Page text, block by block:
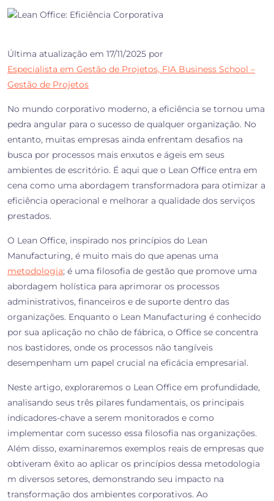
Última atualização em 17/11/2025 por
Especialista em Gestão de Projetos, FIA Business School –
Gestão de Projetos
No mundo corporativo moderno, a eficiência se tornou uma
pedra angular para o sucesso de qualquer organização. No
entanto, muitas empresas ainda enfrentam desafios na
busca por processos mais enxutos e ágeis em seus
ambientes de escritório. É aqui que o Lean Office entra em
cena como uma abordagem transformadora para otimizar a
eficiência operacional e melhorar a qualidade dos serviços
prestados.
O Lean Office, inspirado nos princípios do Lean
Manufacturing, é muito mais do que apenas uma
metodologia; é uma filosofia de gestão que promove uma
abordagem holística para aprimorar os processos
administrativos, financeiros e de suporte dentro das
organizações. Enquanto o Lean Manufacturing é conhecido
por sua aplicação no chão de fábrica, o Office se concentra
nos bastidores, onde os processos não tangíveis
desempenham um papel crucial na eficácia empresarial.
Neste artigo, exploraremos o Lean Office em profundidade,
analisando seus três pilares fundamentais, os principais
indicadores-chave a serem monitorados e como
implementar com sucesso essa filosofia nas organizações.
Além disso, examinaremos exemplos reais de empresas que
obtiveram êxito ao aplicar os princípios dessa metodologia
m diversos setores, demonstrando seu impacto na
transformação dos ambientes corporativos. Ao